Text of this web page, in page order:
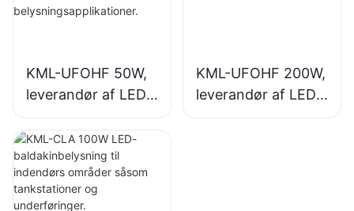
oner.
KML-UFOHF 50W,
leverandør af LED-
high bay-lys til
industrianlæg,
lagerbygninger og
andre indendørs
belysningsapplikati
KML-UFOHF 200W,
leverandør af LED-
high bay-lys til